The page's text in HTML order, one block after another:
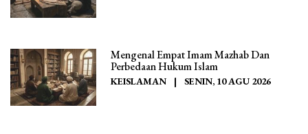
Mengenal Empat Imam Mazhab Dan
Perbedaan Hukum Islam
KEISLAMAN | SENIN, 10 AGU 2026